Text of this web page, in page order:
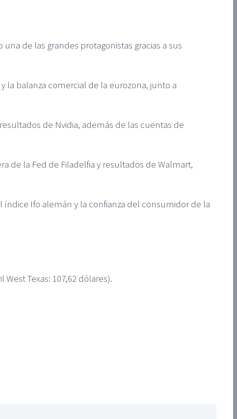
una de las grandes protagonistas gracias a sus
la balanza comercial de la eurozona, junto a
de Nvidia, además de las cuentas de
de la Fed de Filadelfia y resultados de Walmart,
Ifo alemán y la confianza del consumidor de la
Texas: 107,62 dólares).